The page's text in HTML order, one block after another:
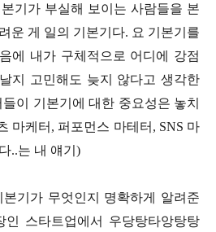
기가 부실해 보이는 사람들을 본
운 게 일의 기본기다. 요 기본기를
에 내가 구체적으로 어디에 강점
지 고민해도 늦지 않다고 생각한
이 기본기에 대한 중요성은 놓치
마케터, 퍼포먼스 마테터, SNS 마
..는 내 얘기)
기가 무엇인지 명확하게 알려준
스타트업에서 우당탕타앙탕탕